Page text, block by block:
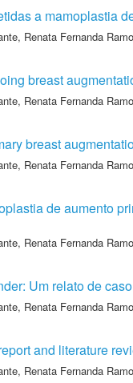
a mamoplastia
Renata Fernanda
breast
Renata Fernanda
breast
Renata Fernanda
de aumento
Renata Fernanda
Um relato de
Renata Fernanda
and literature
Renata Fernanda